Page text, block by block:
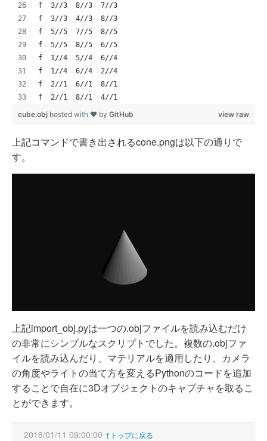
f  3//3  8//3  7//3
f  3//3  4//3  8//3
f  5//5  7//5  8//5
f  5//5  8//5  6//5
f  1//4  5//4  6//4
f  1//4  6//4  2//4
f  2//1  6//1  8//1
f  2//1  8//1  4//1
view raw
cube.obj hosted with ❤ by GitHub
上記コマンドで書き出されるcone.pngは以下の通りで
す。
上記import_obj.pyは一つの.objファイルを読み込むだけ
の非常にシンプルなスクリプトでした。複数の.objファ
イルを読み込んだり、マテリアルを適用したり、カメラ
の角度やライトの当て方を変えるPythonのコードを追加
することで自在に3Dオブジェクトのキャプチャを取るこ
とができます。
2018/01/11 09:00:00 ↑トップに戻る